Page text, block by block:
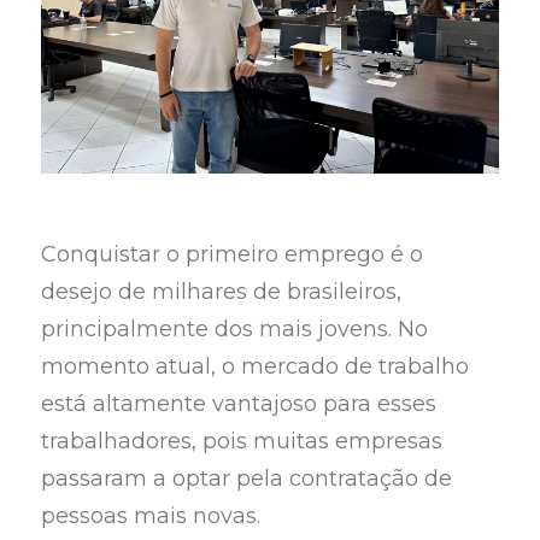
Conquistar o primeiro emprego é o
desejo de milhares de brasileiros,
principalmente dos mais jovens. No
momento atual, o mercado de trabalho
está altamente vantajoso para esses
trabalhadores, pois muitas empresas
passaram a optar pela contratação de
pessoas mais novas.